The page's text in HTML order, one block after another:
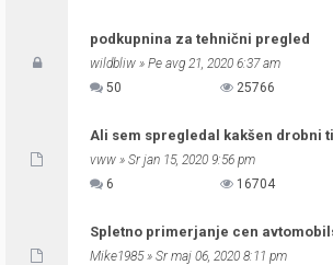
podkupnina za tehnični pregled
wildbliw » Pe avg 21, 2020 6:37 am
50
25766
Ali sem spregledal kakšen drobni
vww » Sr jan 15, 2020 9:56 pm
6
16704
Spletno primerjanje cen
Mike1985» Sr maj 06, 2020 8:11 pm